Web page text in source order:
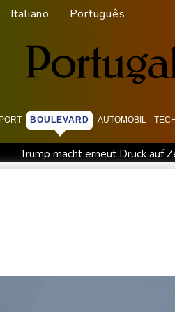
Italiano Português
BOULEVARD AUTOMOBIL
Trump macht erneut Druck auf
US-Senat